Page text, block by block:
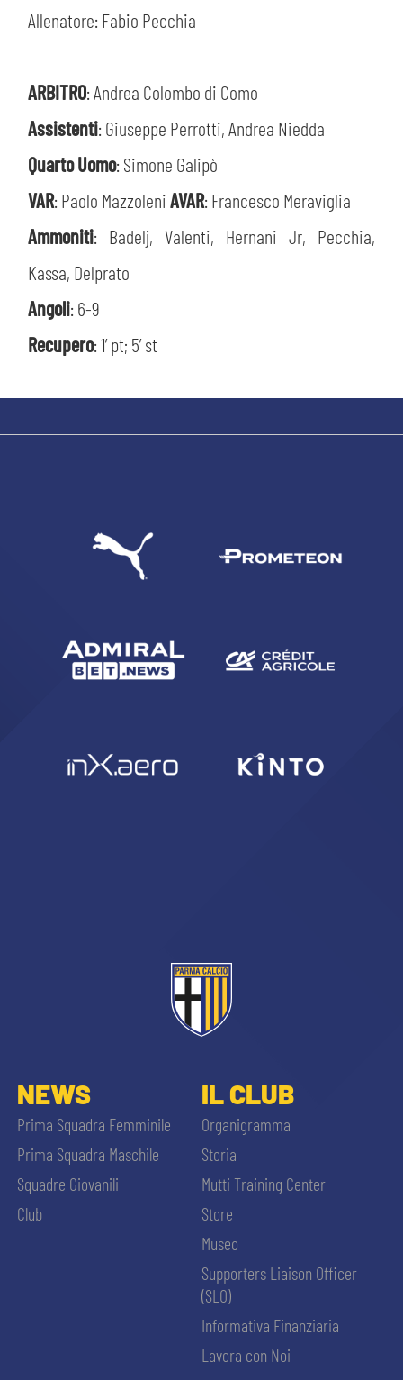
Allenatore: Fabio Pecchia
ARBITRO: Andrea Colombo di Como
Assistenti: Giuseppe Perrotti, Andrea Niedda
Quarto Uomo: Simone Galipò
VAR: Paolo MazzoleniAVAR: Francesco Meraviglia
Ammoniti: Badelj, Valenti, Hernani Jr, Pecchia,
Kassa, Delprato
Angoli: 6-9
Recupero: 1’ pt; 5’ st
NEWS
Prima Squadra Femminile
Prima Squadra Maschile
Squadre Giovanili
Club
IL CLUB
Organigramma
Storia
Mutti Training Center
Store
Museo
Supporters Liaison Officer
(SLO)
Informativa Finanziaria
Lavora con Noi
abilitato